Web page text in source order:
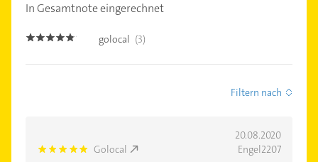
In Gesamtnote eingerechnet
4.7000003 golocal (3)
Filtern nach
20.08.2020
5.0 Golocal Engel2207